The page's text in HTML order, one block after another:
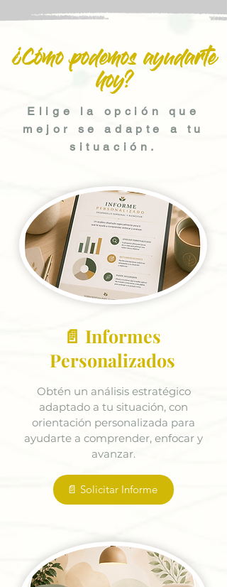
¿Cómo podemos ayudarte
hoy?
Elige la opción que
mejor se adapte a tu
situación.
📄 Informes
Personalizados
Obtén un análisis estratégico
adaptado a tu situación, con
orientación personalizada para
ayudarte a comprender, enfocar y
avanzar.
📄 Solicitar Informe